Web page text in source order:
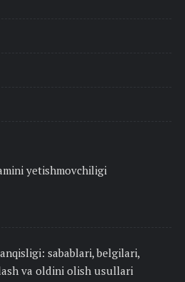
yetishmovchiligi
sabablari, belgilari,
va oldini olish usullari